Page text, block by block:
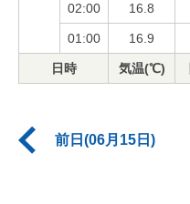
02:00 16.8
01:00 16.9
日時 気温(℃)
前日(06月15日)